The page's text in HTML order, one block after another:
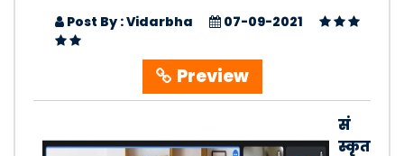
Post By : Vidarbha
07-09-2021
Preview
सं
स्कृत